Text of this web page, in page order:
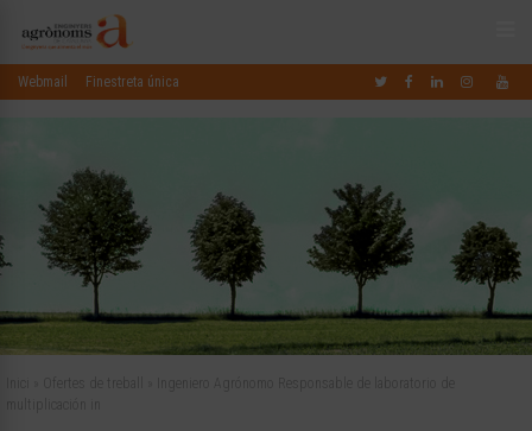
Webmail Finestreta única